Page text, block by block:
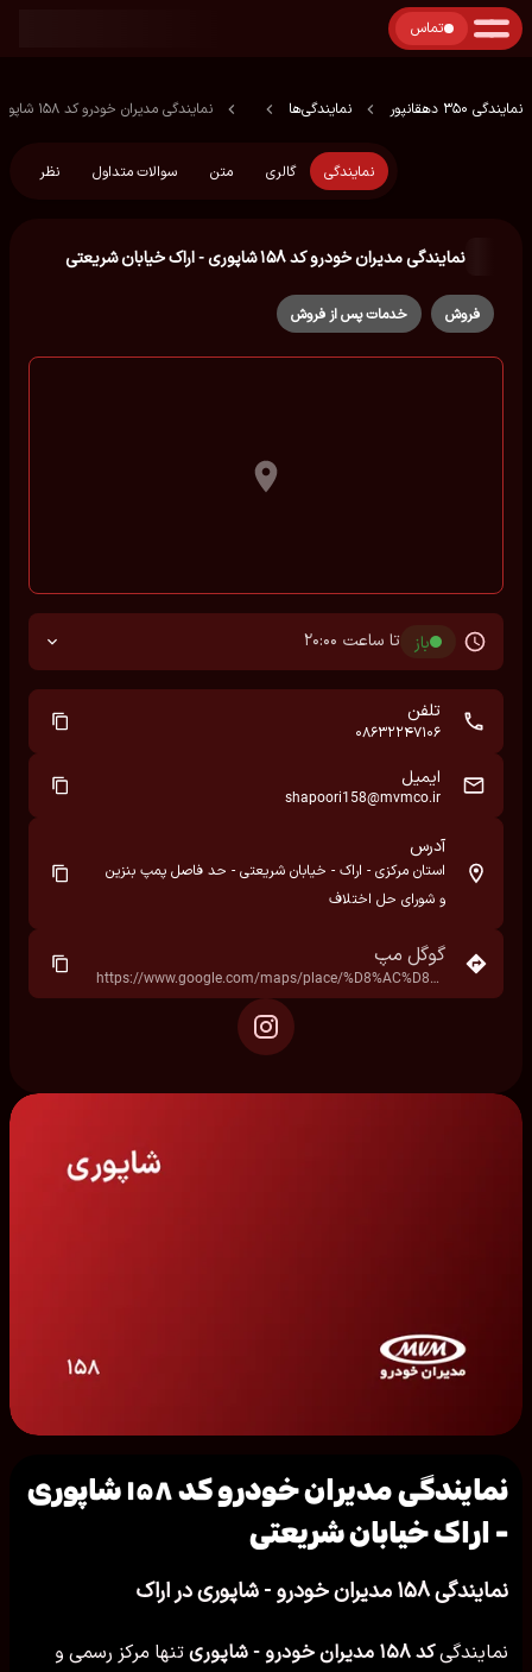
تماس
نمایندگی 350 دهقانپور نمایندگی‌ها نمایندگی مدیران خودرو کد ۱۵۸ شاپوری - اراک خیابان شریعتی
نمایندگی گالری متن سوالات متداول نظر
نمایندگی مدیران خودرو کد ۱۵۸ شاپوری - اراک خیابان شریعتی
فروش خدمات پس از فروش
باز تا ساعت 20:00
تلفن
08632247106
ایمیل
shapoori158@mvmco.ir
آدرس
استان مرکزی - اراک - خیابان شریعتی - حد فاصل پمپ بنزین
و شورای حل اختلاف
گوگل مپ
https://www.google.com/maps/place/%D8%AC%D8%A7%DB%8C%DA%AF%D8%A7%D9%87+%D8%B3%D9%88%D8%AE%D8%AA+%D8%B4%D8%B1%DB%8C%D8%B9%D8%AA%DB%8C%E2%80%AD/data=!4m7!3m6!1s0x3fec9561fea71be9:0x5025e3de326e9d1c!8m2!3d34.0775374!4d49.6908107!16s%2Fg%2F1tgq53nc!19sChIJ6Run_mGV7D8RHJ1uMt7jJVA?hl=fa&rclk=1
نمایندگی مدیران خودرو کد ۱۵۸ شاپوری
- اراک خیابان شریعتی
نمایندگی ۱۵۸ مدیران خودرو - شاپوری در اراک
نمایندگیکد ۱۵۸ مدیران خودرو - شاپوری
تنها مرکز رسمی و